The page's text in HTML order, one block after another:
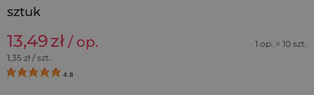
sztuk
13,49zł / op.
1 op. = 10 szt.
1,35 zł / szt.
4.8